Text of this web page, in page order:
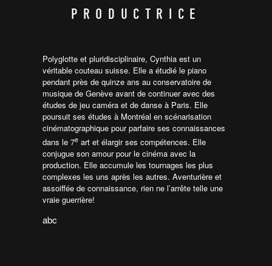
PRODUCTRICE
Polyglotte et pluridisciplinaire, Cynthia est un
véritable couteau suisse. Elle a étudié le piano
pendant près de quinze ans au conservatoire de
musique de Genève avant de continuer avec des
études de jeu caméra et de danse à Paris. Elle
poursuit ses études à Montréal en scénarisation
cinématographique pour parfaire ses connaissances
dans le 7e art et élargir ses compétences. Elle
conjugue son amour pour le cinéma avec la
production. Elle accumule les tournages les plus
complexes les uns après les autres. Aventurière et
assoiffée de connaissance, rien ne l’arrête telle une
vraie guerrière!
abc